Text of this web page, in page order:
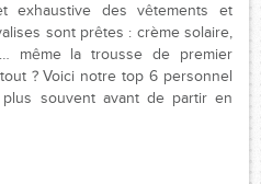
exhaustive des vêtements et
sont prêtes : crème solaire,
même la trousse de premier
? Voici notre top 6 personnel
souvent avant de partir en